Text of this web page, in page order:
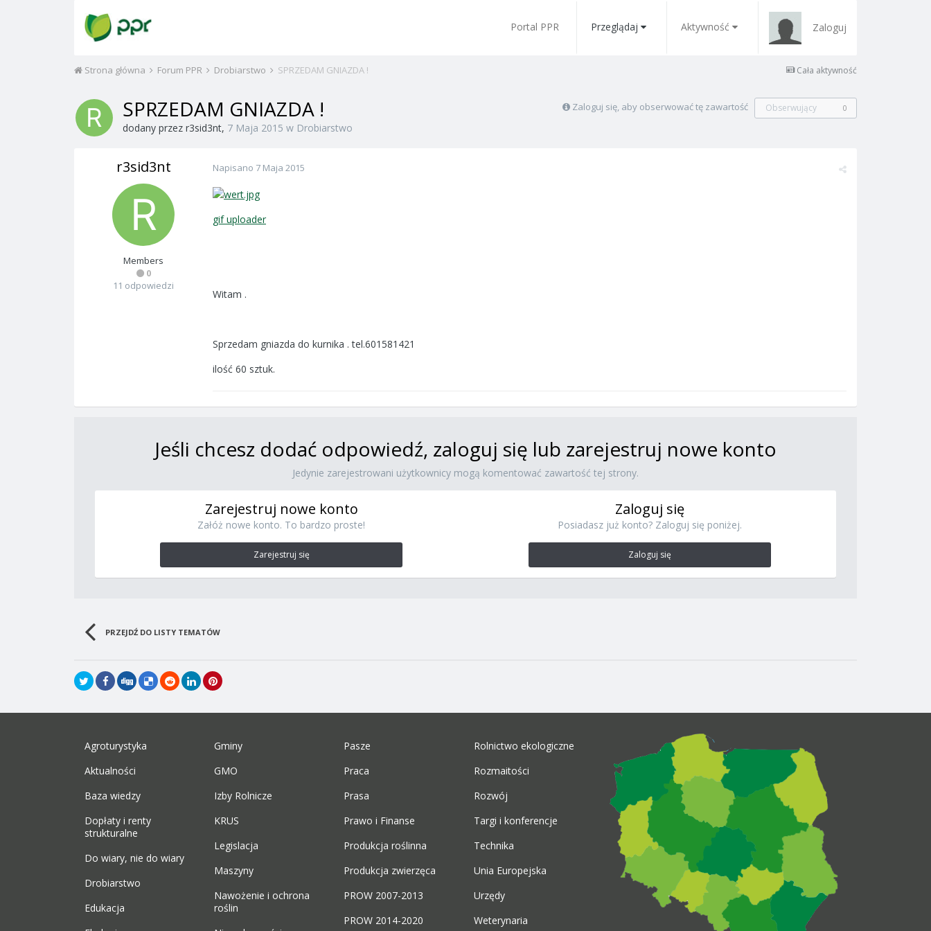
Portal PPR Przeglądaj Aktywność Zaloguj
Cała aktywność
Strona główna Forum PPR Drobiarstwo SPRZEDAM GNIAZDA !
Zaloguj się, aby obserwować tę zawartość Obserwujący 0
SPRZEDAM GNIAZDA !
dodany przez r3sid3nt, 7 Maja 2015 w Drobiarstwo
r3sid3nt
Members
0
11 odpowiedzi
Napisano 7 Maja 2015
gif uploader
Witam .
Sprzedam gniazda do kurnika . tel.601581421
ilość 60 sztuk.
Jeśli chcesz dodać odpowiedź, zaloguj się lub zarejestruj nowe konto
Jedynie zarejestrowani użytkownicy mogą komentować zawartość tej strony.
Zarejestruj nowe konto
Załóż nowe konto. To bardzo proste!
Zarejestruj się
Zaloguj się
Posiadasz już konto? Zaloguj się poniżej.
Zaloguj się
PRZEJDŹ DO LISTY TEMATÓW
Agroturystyka
Aktualności
Baza wiedzy
Dopłaty i renty
strukturalne
Do wiary, nie do wiary
Drobiarstwo
Edukacja
Gminy
GMO
Izby Rolnicze
KRUS
Legislacja
Maszyny
Nawożenie i ochrona
roślin
Pasze
Praca
Prasa
Prawo i Finanse
Produkcja roślinna
Produkcja zwierzęca
PROW 2007-2013
PROW 2014-2020
Rolnictwo ekologiczne
Rozmaitości
Rozwój
Targi i konferencje
Technika
Unia Europejska
Urzędy
Weterynaria